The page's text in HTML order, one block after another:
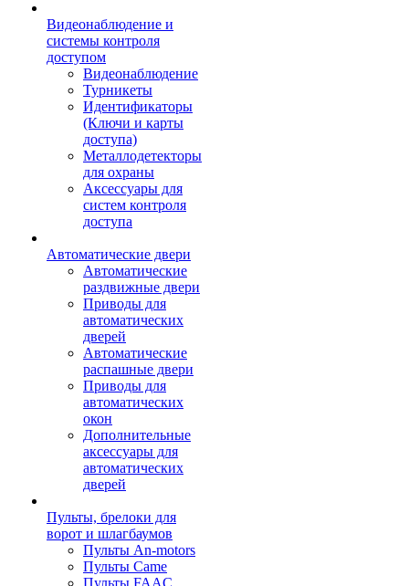
Видеонаблюдение и
системы контроля
доступом
Видеонаблюдение
Турникеты
Идентификаторы
(Ключи и карты
доступа)
Металлодетекторы
для охраны
Аксессуары для
систем контроля
доступа
Автоматические двери
Автоматические
раздвижные двери
Приводы для
автоматических
дверей
Автоматические
распашные двери
Приводы для
автоматических
окон
Дополнительные
аксессуары для
автоматических
дверей
Пульты, брелоки для
ворот и шлагбаумов
Пульты An-motors
Пульты Came
Пульты FAAC